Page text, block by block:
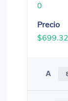
0
Precio
A